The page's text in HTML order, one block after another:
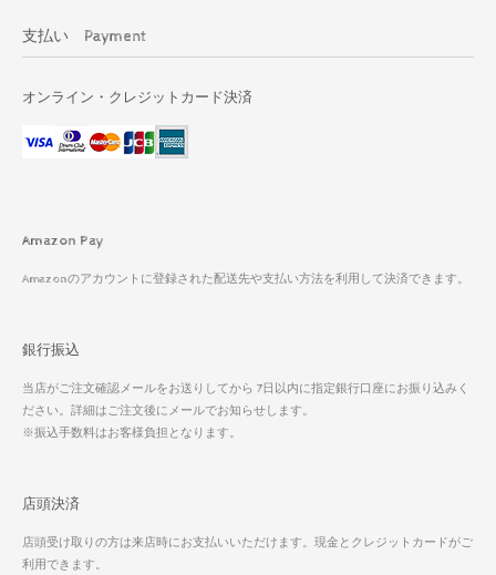
支払い Payment
オンライン・クレジットカード決済
Amazon Pay
Amazonのアカウントに登録された配送先や支払い方法を利用して決済できます。
銀行振込
当店がご注文確認メールをお送りしてから 7日以内に指定銀行口座にお振り込みく
ださい。詳細はご注文後にメールでお知らせします。
※振込手数料はお客様負担となります。
店頭決済
店頭受け取りの方は来店時にお支払いいただけます。現金とクレジットカードがご
利用できます。